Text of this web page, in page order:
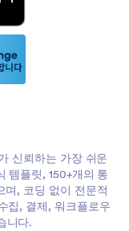
신뢰하는 가장 쉬운
템플릿, 150+개의 통
며, 코딩 없이 전문적
집, 결제, 워크플로우
니다.